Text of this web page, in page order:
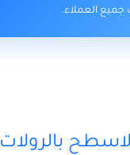
جميع العملاء.
بالرولات